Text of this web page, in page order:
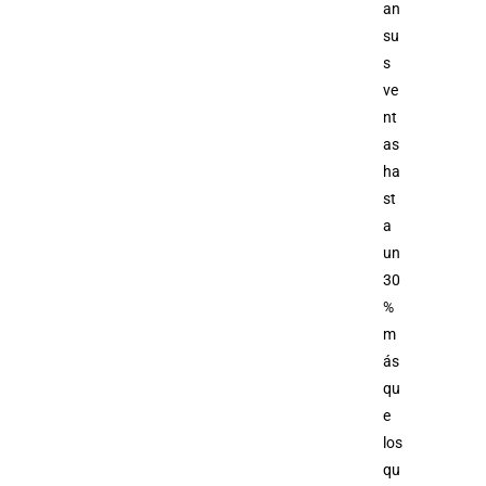
an
su
s
ve
nt
as
ha
st
a
un
30
%
m
ás
qu
e
los
qu